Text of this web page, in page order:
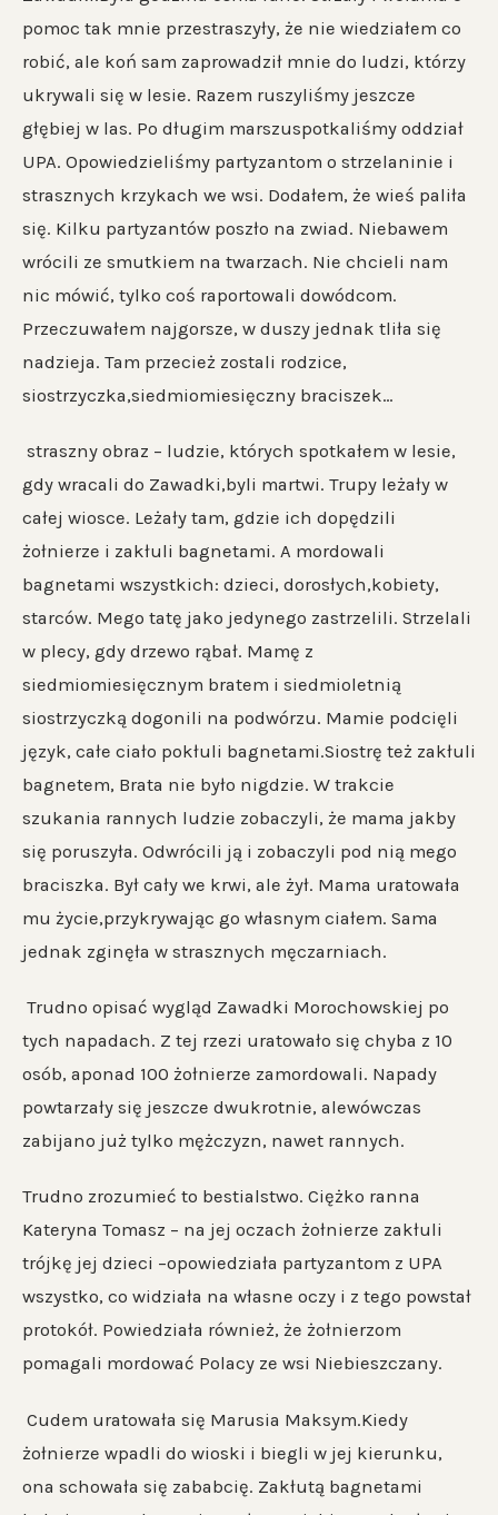
pomoc tak mnie przestraszyły, że nie wiedziałem co
robić, ale koń sam zaprowadził mnie do ludzi, którzy
ukrywali się w lesie. Razem ruszyliśmy jeszcze
głębiej w las. Po długim marszuspotkaliśmy oddział
UPA. Opowiedzieliśmy partyzantom o strzelaninie i
strasznych krzykach we wsi. Dodałem, że wieś paliła
się. Kilku partyzantów poszło na zwiad. Niebawem
wrócili ze smutkiem na twarzach. Nie chcieli nam
nic mówić, tylko coś raportowali dowódcom.
Przeczuwałem najgorsze, w duszy jednak tliła się
nadzieja. Tam przecież zostali rodzice,
siostrzyczka,siedmiomiesięczny braciszek…
straszny obraz – ludzie, których spotkałem w lesie,
gdy wracali do Zawadki,byli martwi. Trupy leżały w
całej wiosce. Leżały tam, gdzie ich dopędzili
żołnierze i zakłuli bagnetami. A mordowali
bagnetami wszystkich: dzieci, dorosłych,kobiety,
starców. Mego tatę jako jedynego zastrzelili. Strzelali
w plecy, gdy drzewo rąbał. Mamę z
siedmiomiesięcznym bratem i siedmioletnią
siostrzyczką dogonili na podwórzu. Mamie podcięli
język, całe ciało pokłuli bagnetami.Siostrę też zakłuli
bagnetem, Brata nie było nigdzie. W trakcie
szukania rannych ludzie zobaczyli, że mama jakby
się poruszyła. Odwrócili ją i zobaczyli pod nią mego
braciszka. Był cały we krwi, ale żył. Mama uratowała
mu życie,przykrywając go własnym ciałem. Sama
jednak zginęła w strasznych męczarniach.
Trudno opisać wygląd Zawadki Morochowskiej po
tych napadach. Z tej rzezi uratowało się chyba z 10
osób, aponad 100 żołnierze zamordowali. Napady
powtarzały się jeszcze dwukrotnie, alewówczas
zabijano już tylko mężczyzn, nawet rannych.
Trudno zrozumieć to bestialstwo. Ciężko ranna
Kateryna Tomasz – na jej oczach żołnierze zakłuli
trójkę jej dzieci –opowiedziała partyzantom z UPA
wszystko, co widziała na własne oczy i z tego powstał
protokół. Powiedziała również, że żołnierzom
pomagali mordować Polacy ze wsi Niebieszczany.
Cudem uratowała się Marusia Maksym.Kiedy
żołnierze wpadli do wioski i biegli w jej kierunku,
ona schowała się zababcię. Zakłutą bagnetami